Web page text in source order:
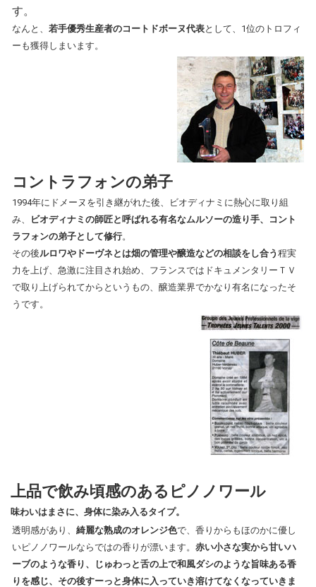
す。
なんと、 若手優秀生産者のコートドボーヌ代表として、1位のトロフィ
ーも獲得しまいます。
コントラフォンの弟子
1994年にドメーヌを引き継がれた後、ビオディナミに熱心に取り組
み、
ビオディナミの師匠と呼ばれる有名なムルソーの造り手、コント
ラフォンの弟子として修行。
その後ルロワやドーヴネとは畑の管理や醸造などの相談をし合う 程実
力を上げ、急激に注目され始め、フランスではドキュメンタリーＴＶ
で取り上げられてからというもの、醸造業界でかなり有名になったそ
うです。
上品で飲み頃感のあるピノノワール
味わいはまさに、身体に染み入るタイプ。
透明感があり、 綺麗な熟成のオレンジ色で、香りからもほのかに優し
いピノノワールならではの香りが漂います。 赤い小さな実から甘いハ
ーブのような香り、じゅわっと舌の上で和風ダシのような旨味ある香
りを感じ、その後すーっと身体に入っていき溶けてなくなっていきま